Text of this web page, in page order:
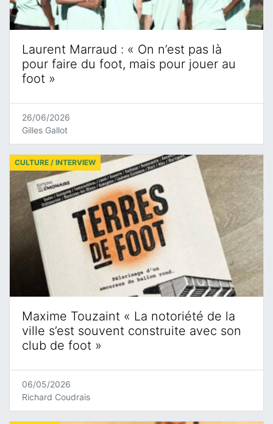
Laurent Marraud : « On n’est pas là
pour faire du foot, mais pour jouer au
foot »
26/06/2026
Gilles Gallot
Maxime Touzaint « La notoriété de la
ville s’est souvent construite avec son
club de foot »
CULTURE / INTERVIEW
06/05/2026
Richard Coudrais